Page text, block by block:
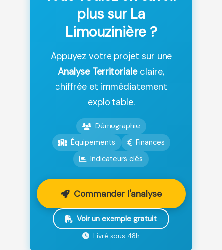
plus sur La
Limouzinière ?
Appuyez votre projet sur une
Analyse Territorialeclaire,
chiffrée et immédiatement
exploitable.
Démographie
Équipements
Finances
Indicateurs clés
Commander l'analyse
Voir un exemple gratuit
Livré sous 48h